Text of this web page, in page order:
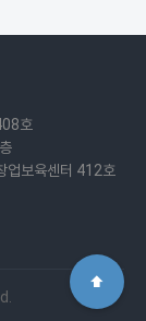
⬆
호
업보육센터 412호